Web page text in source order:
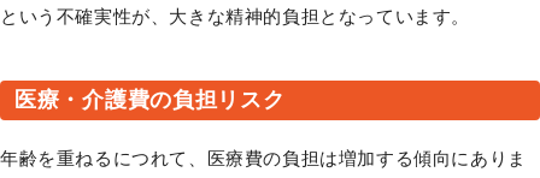
という不確実性が、大きな精神的負担となっています。
医療・介護費の負担リスク
年齢を重ねるにつれて、医療費の負担は増加する傾向にありま